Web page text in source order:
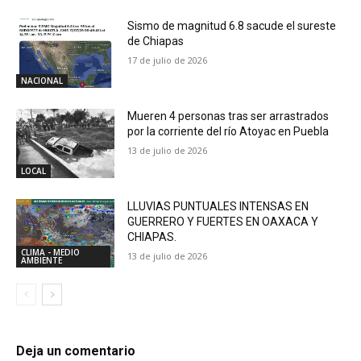
NACIONAL
Sismo de magnitud 6.8 sacude el sureste
de Chiapas
17 de julio de 2026
LOCAL
Mueren 4 personas tras ser arrastrados
por la corriente del río Atoyac en Puebla
13 de julio de 2026
CLIMA - MEDIO
AMBIENTE
LLUVIAS PUNTUALES INTENSAS EN
GUERRERO Y FUERTES EN OAXACA Y
CHIAPAS.
13 de julio de 2026
Deja un comentario